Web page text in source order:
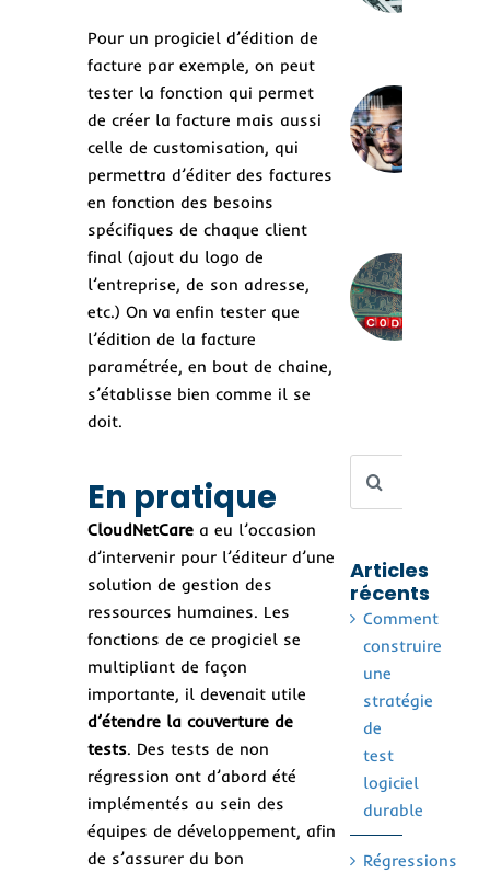
Pour un progiciel d’édition de
facture par exemple, on peut
tester la fonction qui permet
de créer la facture mais aussi
celle de customisation, qui
permettra d’éditer des factures
en fonction des besoins
spécifiques de chaque client
final (ajout du logo de
l’entreprise, de son adresse,
etc.) On va enfin tester que
l’édition de la facture
paramétrée, en bout de chaine,
s’établisse bien comme il se
doit.
En pratique
CloudNetCarea eu l’occasion
d’intervenir pour l’éditeur d’une
solution de gestion des
ressources humaines. Les
fonctions de ce progiciel se
multipliant de façon
importante, il devenait utile
d’étendre la couverture de
tests. Des tests de non
régression ont d’abord été
implémentés au sein des
équipes de développement, afin
de s’assurer du bon
Articles
récents
Comment
construire
une
stratégie
de
test
logiciel
durable
Régressions